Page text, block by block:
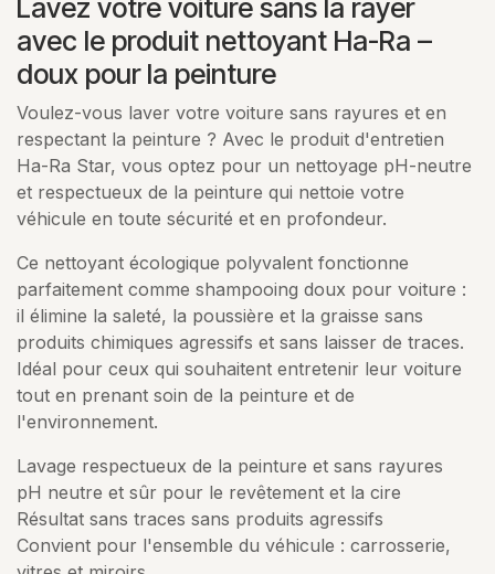
Lavez votre voiture sans la rayer
avec le produit nettoyant Ha-Ra –
doux pour la peinture
Voulez-vous laver votre voiture sans rayures et en
respectant la peinture ? Avec le produit d'entretien
Ha-Ra Star, vous optez pour un nettoyage pH-neutre
et respectueux de la peinture qui nettoie votre
véhicule en toute sécurité et en profondeur.
Ce nettoyant écologique polyvalent fonctionne
parfaitement comme shampooing doux pour voiture :
il élimine la saleté, la poussière et la graisse sans
produits chimiques agressifs et sans laisser de traces.
Idéal pour ceux qui souhaitent entretenir leur voiture
tout en prenant soin de la peinture et de
l'environnement.
Lavage respectueux de la peinture et sans rayures
pH neutre et sûr pour le revêtement et la cire
Résultat sans traces sans produits agressifs
Convient pour l'ensemble du véhicule : carrosserie,